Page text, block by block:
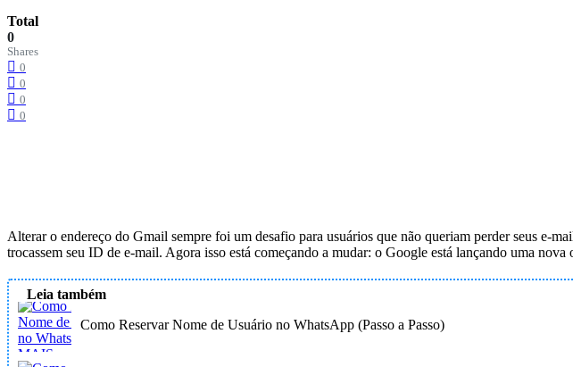
Total
0
Shares
0
0
0
0
Alterar o endereço do Gmail sempre foi um desafio para usuários que não queriam perder seus e-
trocassem seu ID de e-mail. Agora isso está começando a mudar: o Google está lançando uma
Leia também
Como Reservar Nome de Usuário no WhatsApp (Passo a Passo)